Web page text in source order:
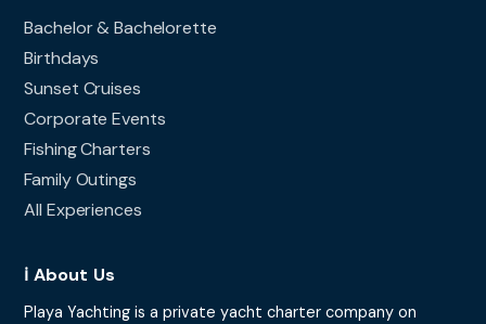
Bachelor & Bachelorette
Birthdays
Sunset Cruises
Corporate Events
Fishing Charters
Family Outings
All Experiences
ℹ️ About Us
Playa Yachting is a private yacht charter company on